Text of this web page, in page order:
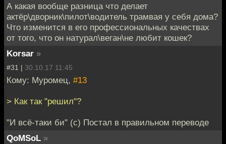
А какая вообще разница что делает
актёр\дворник\пилот\водитель трамвая у себя дома?
Что изменится в его профессиональных качествах
от того, что он натурал\веган\не любит кошек?
Korsar »
#31 | 30.10.17 11:45
Кому: Муромец, #13
> Как так "решил"?
"И всё-таки би" (с) Постал в правильном переводе
QoMSoL »